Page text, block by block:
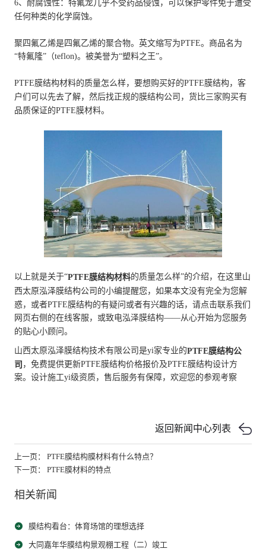
6、耐腐蚀性：特氟龙几乎不受药品侵蚀，可以保护零件免于遭受
任何种类的化学腐蚀。
聚四氟乙烯是四氟乙烯的聚合物。英文缩写为PTFE。商品名为
“特氟隆”（teflon)。被美誉为“塑料之王”。
PTFE膜结构材料的质量怎么样，要想购买好的PTFE膜结构，客
户们可以先去了解，然后找正规的膜结构公司，货比三家购买有
品质保证的PTFE膜材料。
以上就是关于“PTFE膜结构材料的质量怎么样”的介绍，在这里山
西太原泓泽膜结构公司的小编提醒您，如果本文没有完全为您解
惑，或者PTFE膜结构的有疑问或者有兴趣的话，请点击联系我们
网页右侧的在线客服，或致电泓泽膜结构——从心开始为您服务
的贴心小顾问。
山西太原泓泽膜结构技术有限公司是yi家专业的PTFE膜结构公
司 ，免费提供更新PTFE膜结构价格报价及PTFE膜结构设计方
案。设计施工yi级资质，售后服务有保障，欢迎您的参观考察
返回新闻中心列表
上一页： PTFE膜结构膜材料有什么特点？
下一页： PTFE膜材料的特点
相关新闻
膜结构看台：体育场馆的理想选择
大同嘉年华膜结构景观棚工程（二）竣工